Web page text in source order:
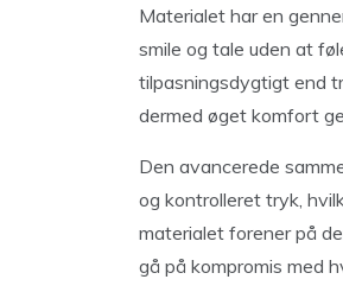
Materialet har en
smile og tale uden at
tilpasningsdygtigt end
dermed øget komfort
Den avancerede
og kontrolleret tryk,
materialet forener på
gå på kompromis med